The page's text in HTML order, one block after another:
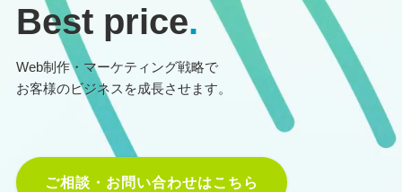
Best price.
Web制作・マーケティング戦略で
お客様のビジネスを成長させます。
ご相談・お問い合わせはこちら